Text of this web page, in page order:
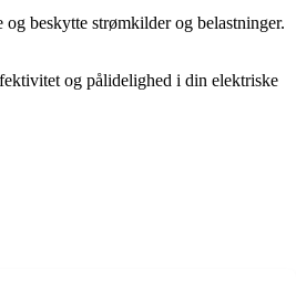
beskytte strømkilder og belastninger.
og pålidelighed i din elektriske